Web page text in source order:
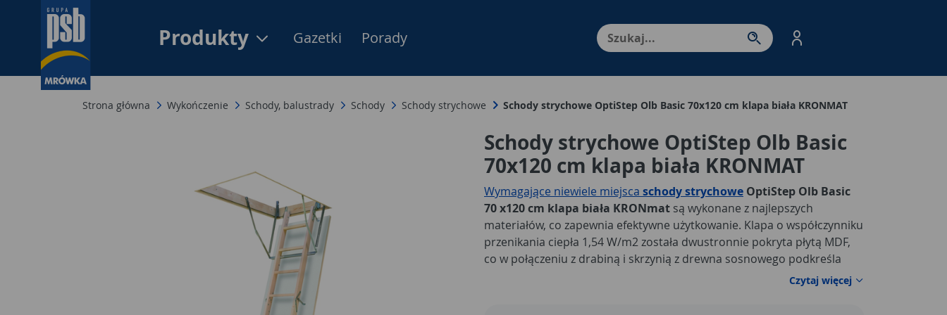
Produkty Menu Produktów, nawigacja: Enter - przejdź do strony produktów. Spacja – otwórz/
Gazetki Porady
Strona główna Wykończenie Schody, balustrady Schody Schody strychowe Schody strychowe OptiStep Olb Basic 70x120 cm klapa biała KRONMAT
Schody strychowe OptiStep Olb Basic
70x120 cm klapa biała KRONMAT
Wymagające niewiele miejsca schody strychowe OptiStep Olb Basic
70 x120 cm klapa biała KRONmat są wykonane z najlepszych
materiałów, co zapewnia efektywne użytkowanie. Klapa o współczynniku
przenikania ciepła 1,54 W/m2 została dwustronnie pokryta płytą MDF,
co w połączeniu z drabiną i skrzynią z drewna sosnowego podkreśla
estetykę zestawu i komponuje się z każdym pomieszczeniem. Zatrzask
Czytaj więcej